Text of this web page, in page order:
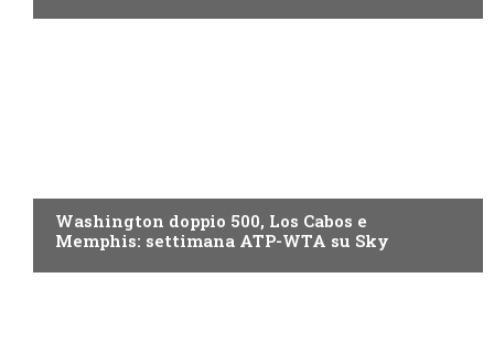
Washington doppio 500, Los Cabos e
Memphis: settimana ATP-WTA su Sky